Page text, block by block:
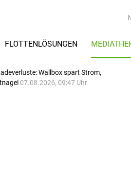
FLOTTENLÖSUNGEN
Wallbox spart Strom,
07.08.2026, 09:47 Uhr